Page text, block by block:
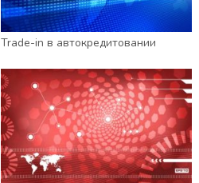
Trade-in в автокредитовании